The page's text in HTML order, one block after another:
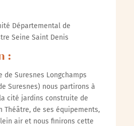
Départemental de
Seine Saint Denis
:
de Suresnes Longchamps
Suresnes) nous partirons à
cité jardins construite de
Théâtre, de ses équipements,
air et nous finirons cette